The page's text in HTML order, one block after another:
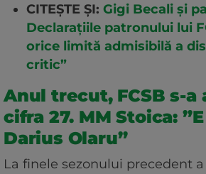
CITEȘTE ȘI: Gigi Becali și
Declarațiile patronului lui
orice limită admisibilă a
critic”
Anul trecut, FCSB s-a
cifra 27. MM Stoica:
Darius Olaru”
La finele sezonului precedent